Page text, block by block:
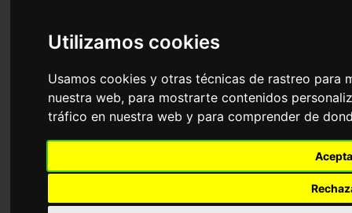
Utilizamos cookies
Usamos cookies y otras técnicas de rastreo para
nuestra web, para mostrarte contenidos
tráfico en nuestra web y para comprender de